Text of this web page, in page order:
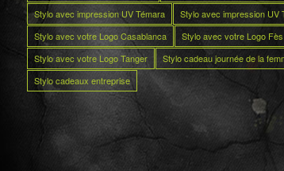
Stylo avec impression UV Témara
Stylo avec impression UV
Stylo avec votre Logo Casablanca
Stylo avec votre Logo Fès
Stylo avec votre Logo Tanger
Stylo cadeau journée de la
Stylo cadeaux entreprise